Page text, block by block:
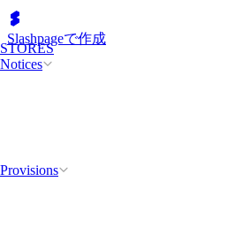
STORES
Notices
Provisions
Slashpageで作成